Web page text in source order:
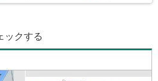
ックする